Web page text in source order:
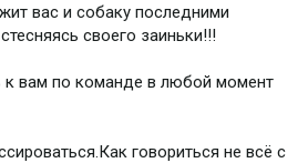
вас и собаку последними
своего заиньки!!!
к вам по команде в любой момент
говориться не всё с